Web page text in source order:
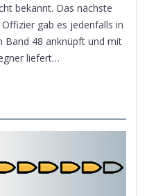
bekannt. Das nächste
gab es jedenfalls in
Band 48 anknüpft und mit
liefert…